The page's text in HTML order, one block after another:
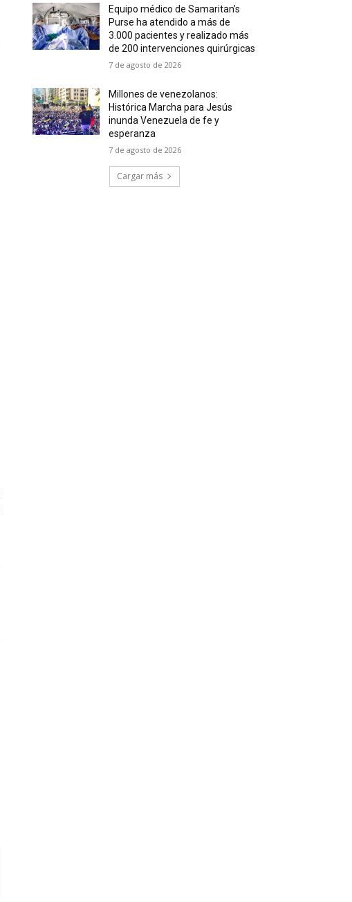
Equipo médico de Samaritan’s
Purse ha atendido a más de
3.000 pacientes y realizado más
de 200 intervenciones quirúrgicas
7 de agosto de 2026
Millones de venezolanos:
Histórica Marcha para Jesús
inunda Venezuela de fe y
esperanza
7 de agosto de 2026
Cargar más